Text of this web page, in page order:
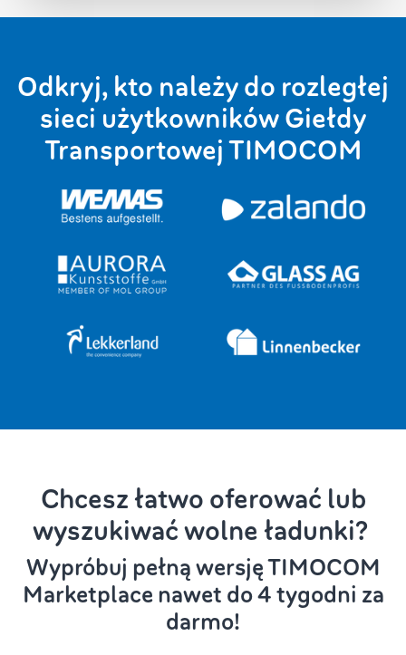
Odkryj, kto należy do rozległej
sieci użytkowników Giełdy
Transportowej TIMOCOM
Chcesz łatwo oferować lub
wyszukiwać wolne ładunki?
Wypróbuj pełną wersję TIMOCOM
Marketplace nawet do 4 tygodni za
darmo!